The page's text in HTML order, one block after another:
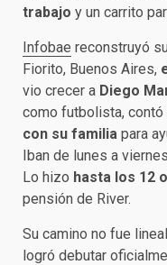
trabajo y un carrito
Infobae reconstruyó
Fiorito, Buenos Aires,
vio crecer a Diego
como futbolista, contó
con su familia para
Iban de lunes a
Lo hizo hasta los 12
pensión de River.
Su camino no fue
logró debutar